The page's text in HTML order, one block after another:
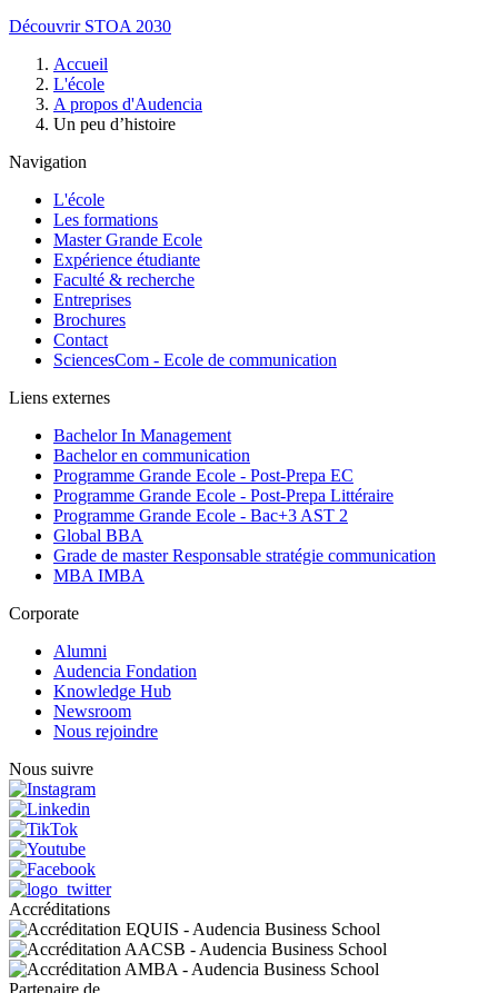
Découvrir STOA 2030
d'Ariane
Accueil
L'école
A propos d'Audencia
Un peu d’histoire
Navigation
L'école
Les formations
Master Grande Ecole
Expérience étudiante
Faculté & recherche
Entreprises
Brochures
Contact
SciencesCom - Ecole de communication
Liens externes
Bachelor In Management
Bachelor en communication
Programme Grande Ecole - Post-Prepa EC
Programme Grande Ecole - Post-Prepa Littéraire
Programme Grande Ecole - Bac+3 AST 2
Global BBA
Grade de master Responsable stratégie communication
MBA IMBA
Corporate
Alumni
Audencia Fondation
Knowledge Hub
Newsroom
Nous rejoindre
Nous suivre
Accréditations